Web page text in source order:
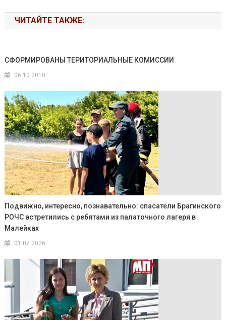
ЧИТАЙТЕ ТАКЖЕ:
СФОРМИРОВАНЫ ТЕРИТОРИАЛЬНЫЕ КОМИССИИ
06.10.2010
Подвижно, интересно, познавательно: спасатели Брагинского
РОЧС встретились с ребятами из палаточного лагеря в
Малейках
01.07.2026